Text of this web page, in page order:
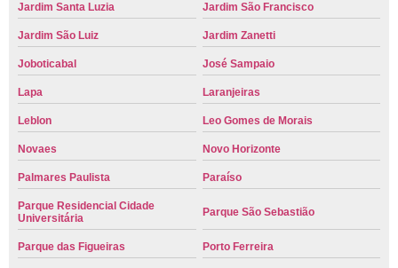
Jardim Santa Luzia Jardim São Francisco
Jardim São Luiz Jardim Zanetti
Joboticabal José Sampaio
Lapa Laranjeiras
Leblon Leo Gomes de Morais
Novaes Novo Horizonte
Palmares Paulista Paraíso
Parque Residencial Cidade
Universitária
Parque São Sebastião
Parque das Figueiras Porto Ferreira